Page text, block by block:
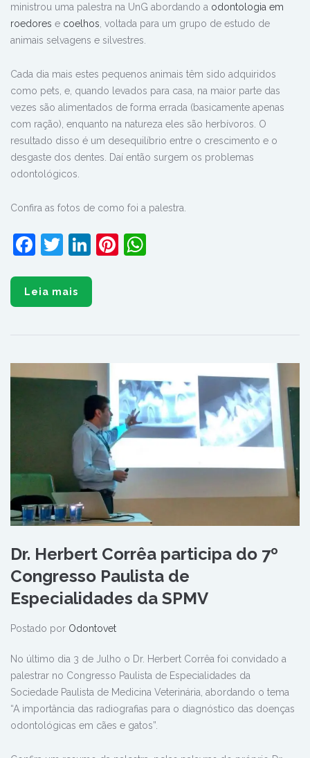
ministrou uma palestra na UnG abordando a odontologia em
roedores e coelhos , voltada para um grupo de estudo de
animais selvagens e silvestres.
Cada dia mais estes pequenos animais têm sido adquiridos
como pets, e, quando levados para casa, na maior parte das
vezes são alimentados de forma errada (basicamente apenas
com ração), enquanto na natureza eles são herbívoros. O
resultado disso é um desequilíbrio entre o crescimento e o
desgaste dos dentes. Daí então surgem os problemas
odontológicos.
Confira as fotos de como foi a palestra.
Facebook
Twitter
LinkedIn
Pinterest
Leia mais
Dr. Herbert Corrêa participa do 7º
Congresso Paulista de
Especialidades da SPMV
Postado por Odontovet
No último dia 3 de Julho o Dr. Herbert Corrêa foi convidado a
palestrar no Congresso Paulista de Especialidades da
Sociedade Paulista de Medicina Veterinária, abordando o tema
“A importância das radiografias para o diagnóstico das doenças
odontológicas em cães e gatos”.